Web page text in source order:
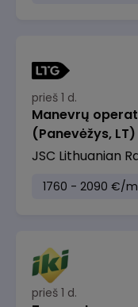
prieš 1 d.
Manevrų
(Panevėžys, LT)
JSC Lithuanian
1760 - 2090 €/
prieš 1 d.